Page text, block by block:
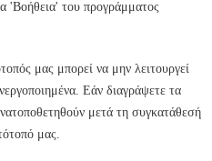
'Βοήθεια' του προγράμματος
μας μπορεί να μην λειτουργεί
Εάν διαγράψετε τα
μετά τη συγκατάθεσή
μας.